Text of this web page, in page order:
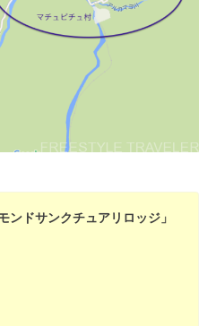
ンドサンクチュアリロッジ」